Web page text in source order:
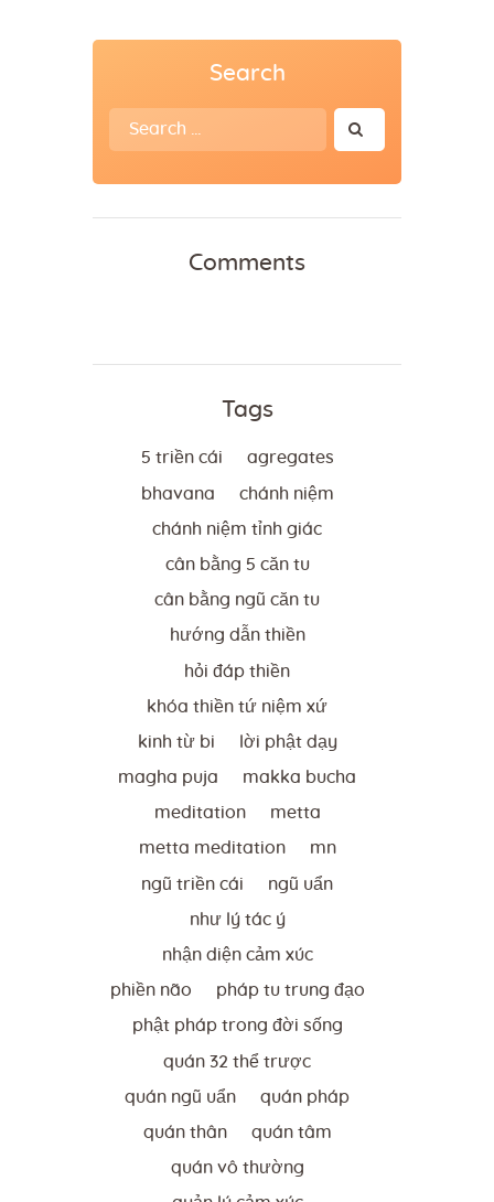
Search
Search
for:
Comments
Tags
5 triền cái agregates
bhavana chánh niệm
chánh niệm tỉnh giác
cân bằng 5 căn tu
cân bằng ngũ căn tu
hướng dẫn thiền
hỏi đáp thiền
khóa thiền tứ niệm xứ
kinh từ bi lời phật dạy
magha puja makka bucha
meditation metta
metta meditation mn
ngũ triền cái ngũ uẩn
như lý tác ý
nhận diện cảm xúc
phiền não pháp tu trung đạo
phật pháp trong đời sống
quán 32 thể trược
quán ngũ uẩn quán pháp
quán thân quán tâm
quán vô thường